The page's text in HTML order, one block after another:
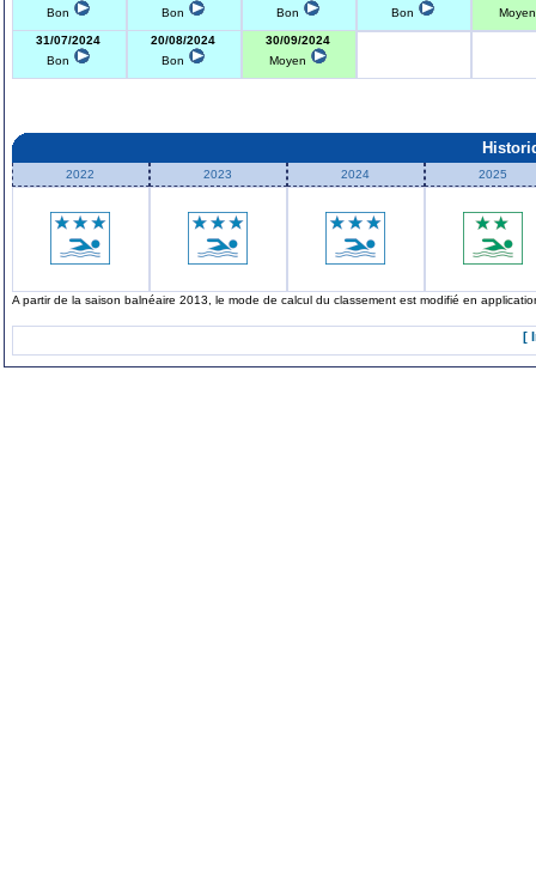
Bon
Bon
Bon
Bon
31/07/2024
Bon
20/08/2024
Bon
30/09/2024
Moyen
2022 2023 2024 2025
A partir de la saison balnéaire 2013, le mode de calcul du classement est modifié en
[